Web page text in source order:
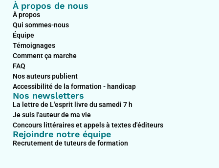
À propos de nous
À propos
Qui sommes-nous
Équipe
Témoignages
Comment ça marche
FAQ
Nos auteurs publient
Accessibilité de la formation - handicap
Nos newsletters
La lettre de L'esprit livre du samedi 7 h
Je suis l'auteur de ma vie
Concours littéraires et appels à textes d'éditeurs
Rejoindre notre équipe
Recrutement de tuteurs de formation